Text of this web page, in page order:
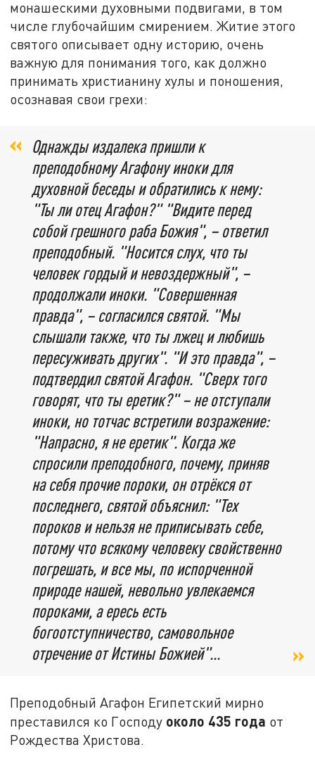
монашескими духовными подвигами, в том
числе глубочайшим смирением. Житие этого
святого описывает одну историю, очень
важную для понимания того, как должно
принимать христианину хулы и поношения,
осознавая свои грехи:
Однажды издалека пришли к
преподобному Агафону иноки для
духовной беседы и обратились к нему:
"Ты ли отец Агафон?" "Видите перед
собой грешного раба Божия", – ответил
преподобный. "Носится слух, что ты
человек гордый и невоздержный", –
продолжали иноки. "Совершенная
правда", – согласился святой. "Мы
слышали также, что ты лжец и любишь
пересуживать других". "И это правда", –
подтвердил святой Агафон. "Сверх того
говорят, что ты еретик?" – не отступали
иноки, но тотчас встретили возражение:
"Напрасно, я не еретик". Когда же
спросили преподобного, почему, приняв
на себя прочие пороки, он отрёкся от
последнего, святой объяснил: "Тех
пороков и нельзя не приписывать себе,
потому что всякому человеку свойственно
погрешать, и все мы, по испорченной
природе нашей, невольно увлекаемся
пороками, а ересь есть
богоотступничество, самовольное
отречение от Истины Божией"...
Преподобный Агафон Египетский мирно
преставился ко Господу около 435 года от
Рождества Христова.